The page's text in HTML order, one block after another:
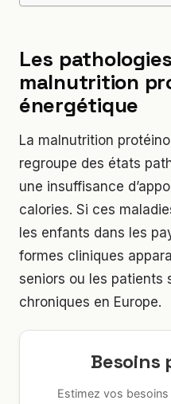
Les
malnutrition
énergétique
La malnutrition
regroupe des états
une insuffisance
calories. Si ces
les enfants dans les
formes cliniques
seniors ou les patients
chroniques en Europe.
Besoins
Estimez vos